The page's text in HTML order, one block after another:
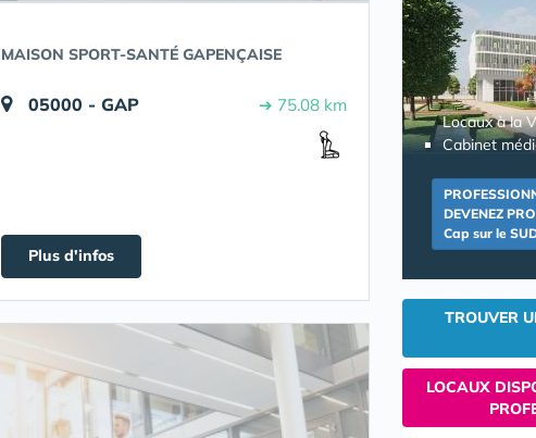
MAISON SPORT-SANTÉ GAPENÇAISE
05000 - GAP ➔ 75.08 km
Plus d'infos
Locaux à la
Cabinet
DEVENEZ
Cap sur le
TROUVER
LOCAUX